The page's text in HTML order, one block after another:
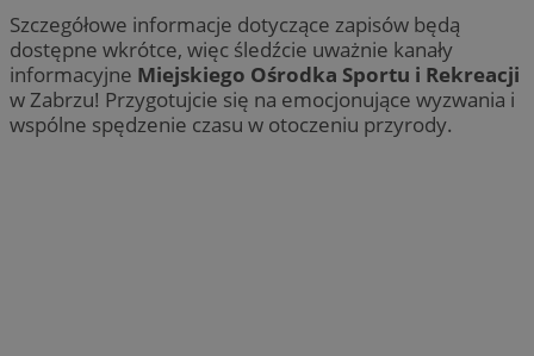
Szczegółowe informacje dotyczące zapisów będą
dostępne wkrótce, więc śledźcie uważnie kanały
informacyjne Miejskiego Ośrodka Sportu i Rekreacji
w Zabrzu! Przygotujcie się na emocjonujące wyzwania i
wspólne spędzenie czasu w otoczeniu przyrody.